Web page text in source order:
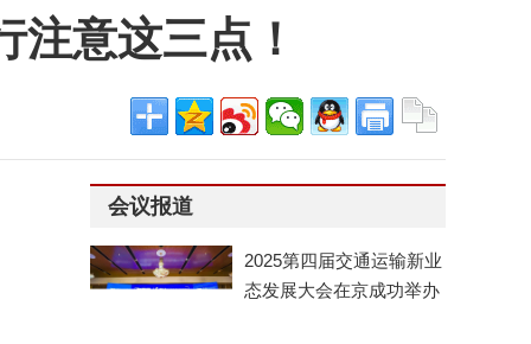
意这三点！
会议报道
2025第四届交通运输新业
态发展大会在京成功举办